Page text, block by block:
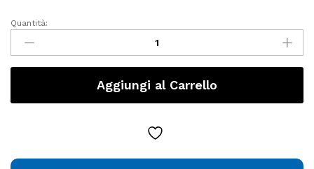
Giacca
Trapuntata
Ride
Donna
Motorrad
Quantità:
Aggiungi al Carrello